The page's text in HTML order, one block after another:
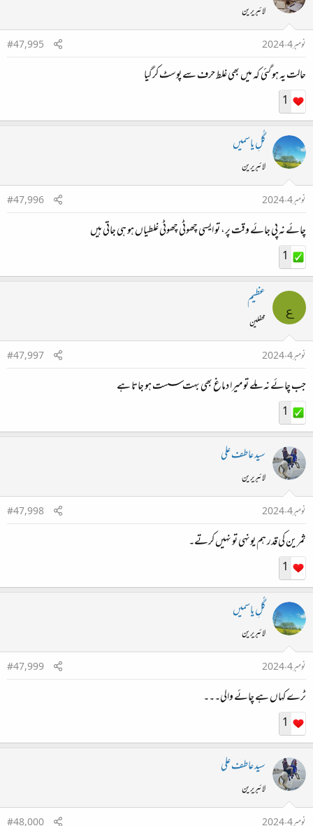
لائبریرین
نومبر 4، 2024
#47,995
حالت یہ ہو گئی کہ میں بھی غلط حرف سے پوسٹ کرگیا
1
گُلِ یاسمیں
لائبریرین
نومبر 4، 2024
#47,996
چائے نہ پی جائے وقت پر، تو ایسی چھوٹی چھوٹی غلطیاں ہو ہی جاتی ہیں
1
ع عظیم
محفلین
نومبر 4، 2024
#47,997
جب چائے نہ ملے تو میرا دماغ بھی بہت سست ہو جاتا ہے
1
سید عاطف علی
لائبریرین
نومبر 4، 2024
#47,998
ثمرین کی قدر ہم یونہی تو نہیں کرتے۔
1
گُلِ یاسمیں
لائبریرین
نومبر 4، 2024
#47,999
ٹرے کہاں ہے چائے والی۔۔۔
1
سید عاطف علی
لائبریرین